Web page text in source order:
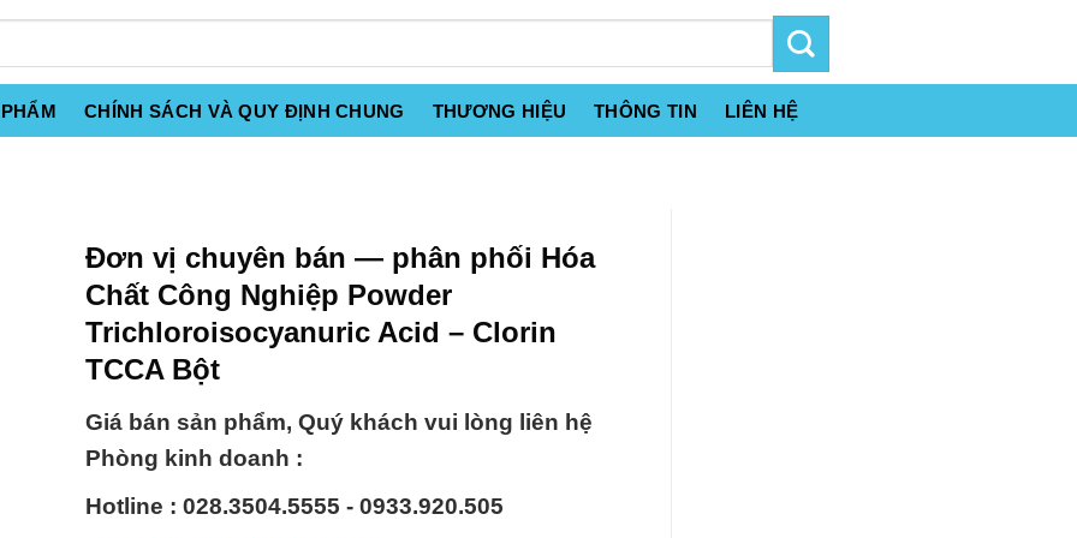
CHÍNH SÁCH VÀ QUY ĐỊNH CHUNG THƯƠNG HIỆU THÔNG TIN LIÊN HỆ
Đơn vị chuyên bán — phân phối Hóa
Chất Công Nghiệp Powder
Trichloroisocyanuric Acid – Clorin
TCCA Bột
Giá bán sản phẩm, Quý khách vui lòng liên hệ
Phòng kinh doanh :
Hotline : 028.3504.5555 - 0933.920.505